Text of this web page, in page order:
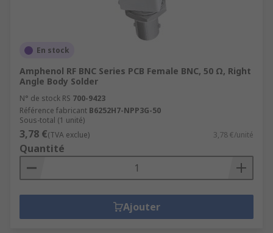
En stock
Amphenol RF BNC Series PCB Female BNC, 50 Ω, Right
Angle Body Solder
N° de stock RS 700-9423
Référence fabricant B6252H7-NPP3G-50
Sous-total (1 unité)
3,78 €(TVA exclue) 3,78 €/unité
Quantité
Ajouter